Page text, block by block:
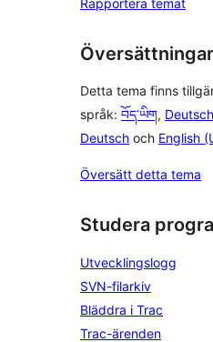
Översättningar
Detta tema finns
språk: བོད་ཡིག,
Deutsch och English
Översätt detta tema
Studera
Utvecklingslogg
SVN-filarkiv
Bläddra i Trac
Trac-ärenden